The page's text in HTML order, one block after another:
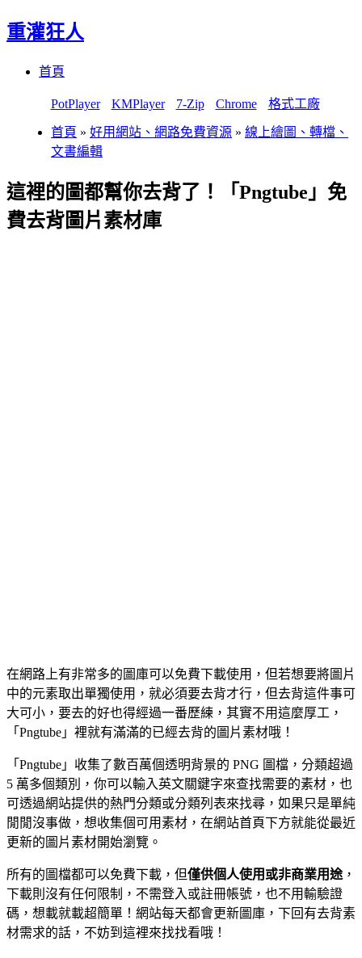
重灌狂人
首頁
PotPlayer KMPlayer 7-Zip Chrome 格式工廠
首頁 » 好用網站、網路免費資源 » 線上繪圖、轉檔、
文書編輯
這裡的圖都幫你去背了！「Pngtube」免
費去背圖片素材庫
在網路上有非常多的圖庫可以免費下載使用，但若想要將圖片
中的元素取出單獨使用，就必須要去背才行，但去背這件事可
大可小，要去的好也得經過一番歷練，其實不用這麼厚工，
「Pngtube」裡就有滿滿的已經去背的圖片素材哦！
「Pngtube」收集了數百萬個透明背景的 PNG 圖檔，分類超過
5 萬多個類別，你可以輸入英文關鍵字來查找需要的素材，也
可透過網站提供的熱門分類或分類列表來找尋，如果只是單純
閒閒沒事做，想收集個可用素材，在網站首頁下方就能從最近
更新的圖片素材開始瀏覽。
所有的圖檔都可以免費下載，但僅供個人使用或非商業用途 ，
下載則沒有任何限制，不需登入或註冊帳號，也不用輸驗證
碼，想載就載超簡單！網站每天都會更新圖庫，下回有去背素
材需求的話，不妨到這裡來找找看哦！